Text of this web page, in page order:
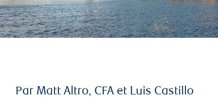
Par Matt Altro, CFA et Luis Castillo